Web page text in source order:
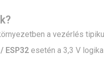
a vezérlés
ESP32esetén a 3,3 V